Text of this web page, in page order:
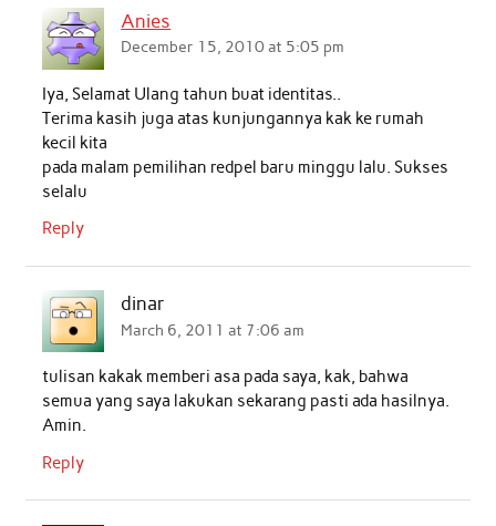
Anies
December 15, 2010 at 5:05 pm
Iya, Selamat Ulang tahun buat identitas..
Terima kasih juga atas kunjungannya kak ke rumah
kecil kita
pada malam pemilihan redpel baru minggu lalu. Sukses
selalu
Reply
dinar
March 6, 2011 at 7:06 am
tulisan kakak memberi asa pada saya, kak, bahwa
semua yang saya lakukan sekarang pasti ada hasilnya.
Amin.
Reply